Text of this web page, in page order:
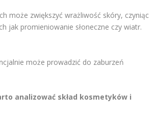
może zwiększyć wrażliwość skóry, czyniąc
jak promieniowanie słoneczne czy wiatr.
może prowadzić do zaburzeń
analizować skład kosmetyków i